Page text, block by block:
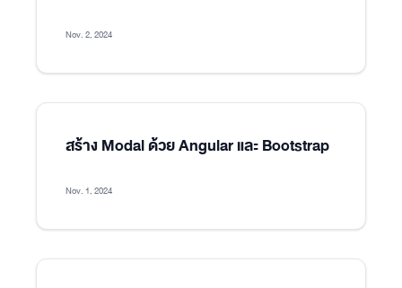
Nov. 2, 2024
สร้าง Modal ด้วย Angular และ Bootstrap
Nov. 1, 2024